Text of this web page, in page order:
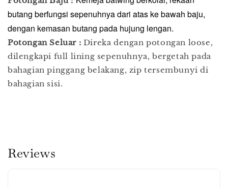
butang berfungsi sepenuhnya dari atas ke bawah baju,
dengan kemasan butang pada hujung lengan.
Potongan Seluar : Direka dengan potongan loose,
dilengkapi full lining sepenuhnya, bergetah pada
bahagian pinggang belakang, zip tersembunyi di
bahagian sisi.
Reviews